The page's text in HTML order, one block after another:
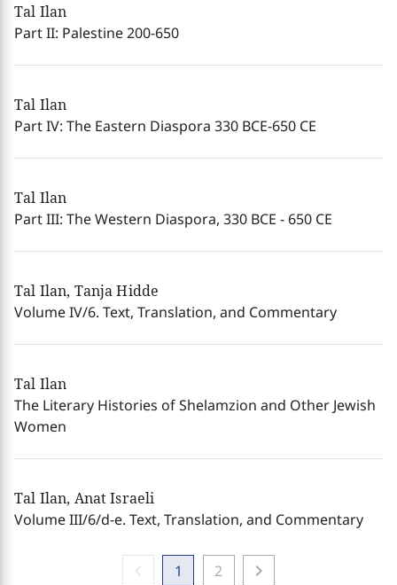
Tal Ilan
Part II: Palestine 200-650
Tal Ilan
Part IV: The Eastern Diaspora 330 BCE-650 CE
Tal Ilan
Part III: The Western Diaspora, 330 BCE - 650 CE
Tal Ilan, Tanja Hidde
Volume IV/6. Text, Translation, and Commentary
Tal Ilan
The Literary Histories of Shelamzion and Other Jewish
Women
Tal Ilan, Anat Israeli
Volume III/6/d-e. Text, Translation, and Commentary
1 2 chevron_right